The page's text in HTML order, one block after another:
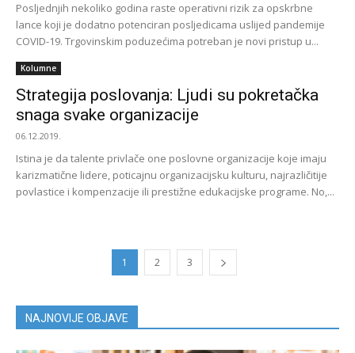
Posljednjih nekoliko godina raste operativni rizik za opskrbne
lance koji je dodatno potenciran posljedicama uslijed pandemije
COVID-19. Trgovinskim poduzećima potreban je novi pristup u...
Kolumne
Strategija poslovanja: Ljudi su pokretačka
snaga svake organizacije
06.12.2019.
Istina je da talente privlače one poslovne organizacije koje imaju
karizmatične lidere, poticajnu organizacijsku kulturu, najrazličitije
povlastice i kompenzacije ili prestižne edukacijske programe. No,...
1 2 3
NAJNOVIJE OBJAVE